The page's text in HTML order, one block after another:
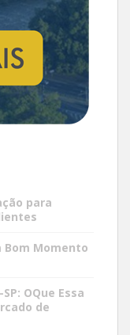
para
Bom Momento
OQue Essa
de